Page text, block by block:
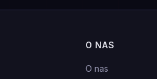
O NAS
O nas